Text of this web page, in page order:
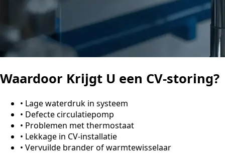
Waardoor Krijgt U een CV-storing?
• Lage waterdruk in systeem
• Defecte circulatiepomp
• Problemen met thermostaat
• Lekkage in CV-installatie
• Vervuilde brander of warmtewisselaar